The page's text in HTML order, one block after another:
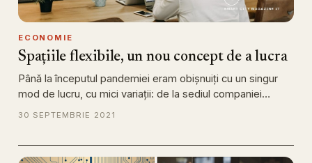
ECONOMIE
Spațiile flexibile, un nou concept de a lucra
Până la începutul pandemiei eram obișnuiți cu un singur
mod de lucru, cu mici variații: de la sediul companiei…
30 SEPTEMBRIE 2021